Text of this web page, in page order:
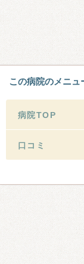
この病院のメニュ
病院TOP
口コミ